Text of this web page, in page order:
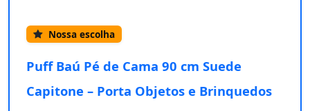
Nossa escolha
Puff Baú Pé de Cama 90 cm Suede
Capitone – Porta Objetos e Brinquedos